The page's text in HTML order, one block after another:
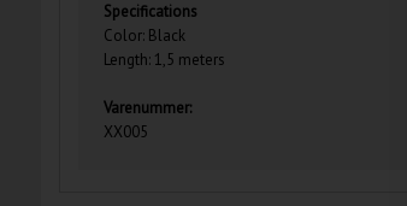
Specifications
Color: Black
Length: 1,5 meters
Varenummer:
XX005